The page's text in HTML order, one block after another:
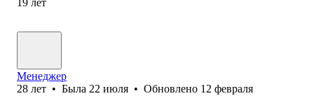
Менеджер
28 лет • Была 22 июля • Обновлено 12 февраля